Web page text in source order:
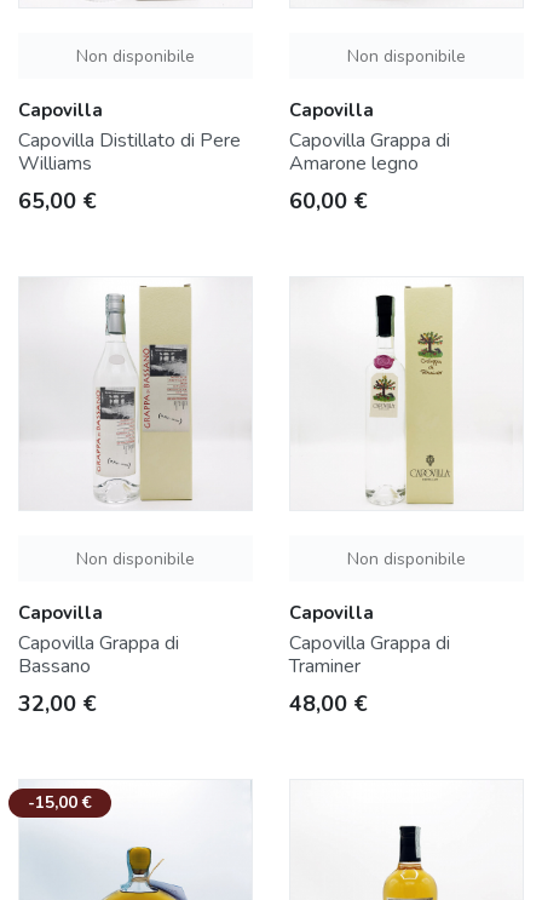
Non disponibile
Capovilla
Capovilla Distillato di Pere
Williams
Prezzo
65,00 €
Non disponibile
Capovilla
Capovilla Grappa di
Amarone legno
Prezzo
60,00 €
Non disponibile
Capovilla
Capovilla Grappa di
Bassano
Prezzo
32,00 €
Non disponibile
Capovilla
Capovilla Grappa di
Traminer
Prezzo
48,00 €
-15,00 €